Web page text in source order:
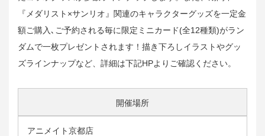
『メダリスト×サンリオ』関連のキャラクターグッズを一定金
額ご購入､ご予約される毎に限定ミニカード(全12種類)がラン
ダムで一枚プレゼントされます！描き下ろしイラストやグッ
ズラインナップなど、詳細は下記HPよりご確認ください。
開催場所
アニメイト京都店